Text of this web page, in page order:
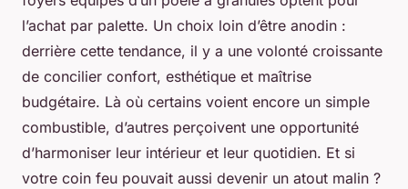
l’achat par palette. Un choix loin d’être anodin :
derrière cette tendance, il y a une volonté croissante
de concilier confort, esthétique et maîtrise
budgétaire. Là où certains voient encore un simple
combustible, d’autres perçoivent une opportunité
d’harmoniser leur intérieur et leur quotidien. Et si
votre coin feu pouvait aussi devenir un atout malin ?